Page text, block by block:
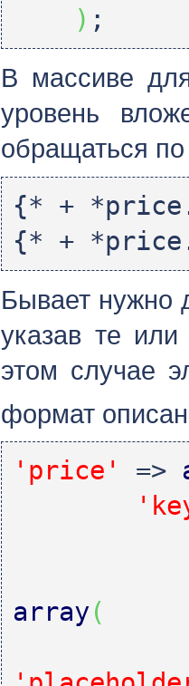
) ;
В массиве
уровень
обращаться
{* +
{* +
Бывает нужно
указав те
этом случае
формат
'price' =>
array(